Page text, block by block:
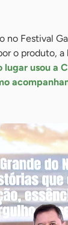
no Festival
o produto,
lugar usou a